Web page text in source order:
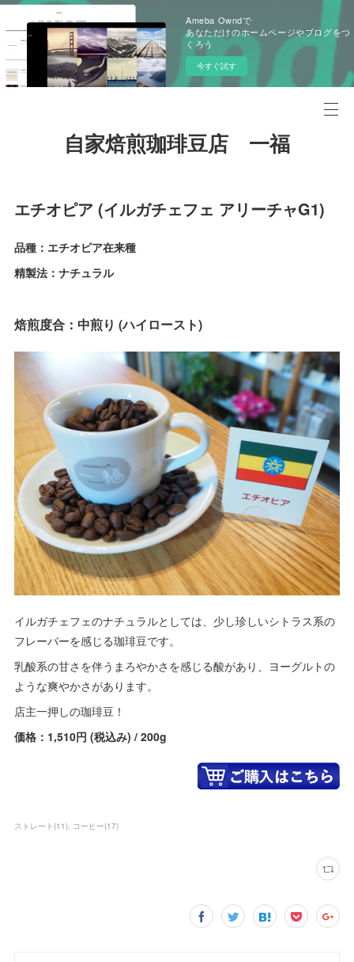
Ameba Owndで
あなただけのホームページやブログをつ
くろう
今すぐ試す
自家焙煎珈琲豆店 一福
エチオピア (イルガチェフェ アリーチャG1)
品種：エチオピア在来種
精製法：ナチュラル
焙煎度合：中煎り (ハイロースト)
イルガチェフェのナチュラルとしては、少し珍しいシトラス系の
フレーバーを感じる珈琲豆です。
乳酸系の甘さを伴うまろやかさを感じる酸があり、ヨーグルトの
ような爽やかさがあります。
店主一押しの珈琲豆！
価格：1,510円 (税込み) / 200g
ストレート (11) コーヒー(17)